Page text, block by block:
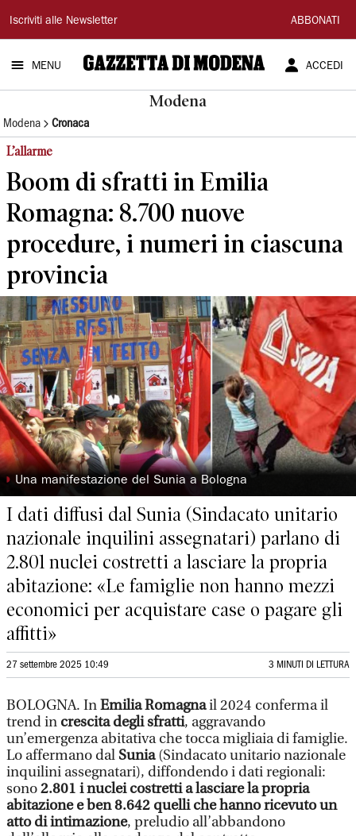
Gazzetta
di
Modena
Iscriviti alle Newsletter ABBONATI
MENU ACCEDI
Modena
Modena Cronaca
L’allarme
Boom di sfratti in Emilia
Romagna: 8.700 nuove
procedure, i numeri in ciascuna
provincia
◗ Una manifestazione del Sunia a Bologna
I dati diffusi dal Sunia (Sindacato unitario
nazionale inquilini assegnatari) parlano di
2.801 nuclei costretti a lasciare la propria
abitazione: «Le famiglie non hanno mezzi
economici per acquistare case o pagare gli
affitti»
27 settembre 2025 10:49 3 MINUTI DI LETTURA
BOLOGNA. InEmilia Romagnail 2024 conferma il
trend in crescita degli sfratti, aggravando
un’emergenza abitativa che tocca migliaia di famiglie.
Lo affermano dal Sunia(Sindacato unitario nazionale
inquilini assegnatari), diffondendo i dati regionali:
sono2.801 i nuclei costretti a lasciare la propria
abitazione e ben 8.642 quelli che hanno ricevuto un
atto di intimazione, preludio all’abbandono